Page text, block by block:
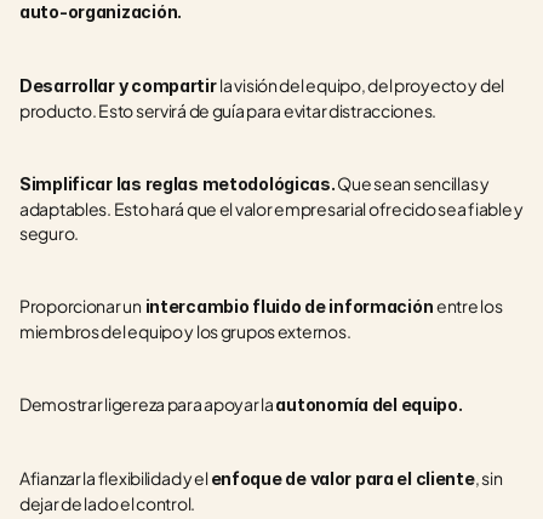
auto-organización.
Desarrollar y compartir la visión del equipo, del proyecto y del
producto. Esto servirá de guía para evitar distracciones.
Simplificar las reglas metodológicas. Que sean sencillas y
adaptables. Esto hará que el valor empresarial ofrecido sea fiable y
seguro.
Proporcionar un intercambio fluido de información entre los
miembros del equipo y los grupos externos.
Demostrar ligereza para apoyar la autonomía del equipo.
Afianzar la flexibilidad y el enfoque de valor para el cliente, sin
dejar de lado el control.